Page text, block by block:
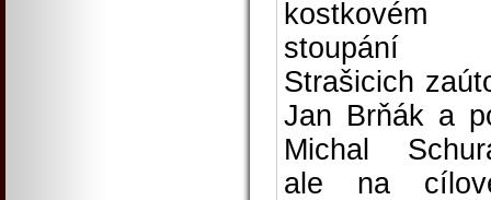
kostkovém
stoupání
Strašicich
Jan Brňák a
Michal
ale na